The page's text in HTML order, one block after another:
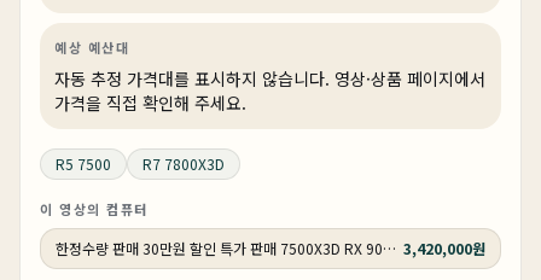
예상 예산대
자동 추정 가격대를 표시하지 않습니다. 영상·상품 페이지에서
가격을 직접 확인해 주세요.
R5 7500 R7 7800X3D
이 영상의 컴퓨터
한정수량 판매 30만원 할인 특가 판매 7500X3D RX 9070 GY502 3,420,000원